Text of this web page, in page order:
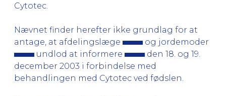
Cytotec.
Nævnet finder herefter ikke grundlag for at
antage, at afdelingslæge
og jordemoder
undlod at informere
den 18. og 19.
december 2003 i forbindelse med
behandlingen med Cytotec ved fødslen.